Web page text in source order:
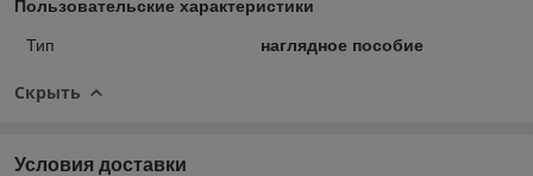
Пользовательские характеристики
Тип наглядное пособие
Скрыть
Условия доставки